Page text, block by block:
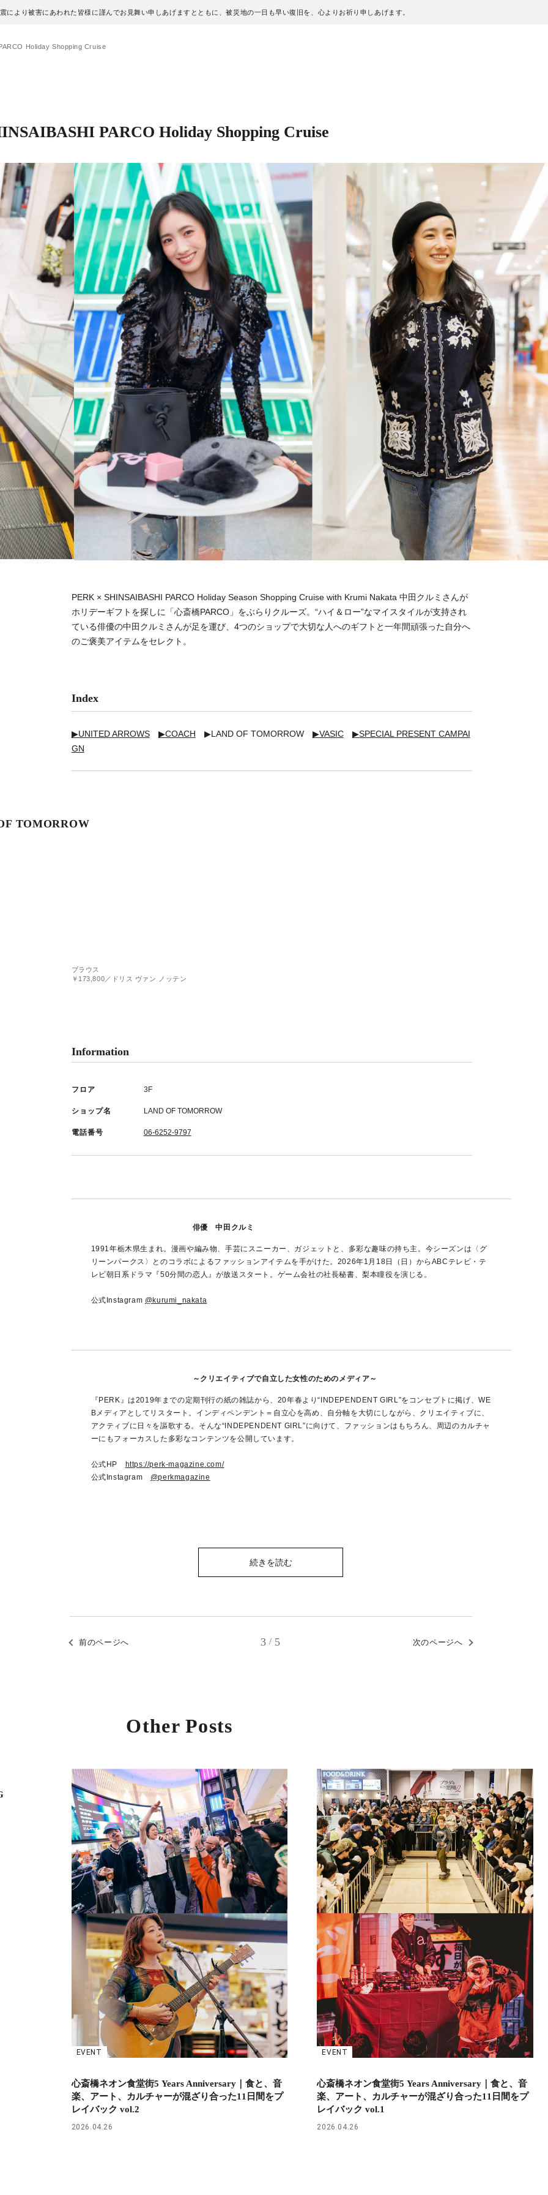
により被害にあわれた皆様に謹んでお見舞い申しあげますとともに、被災地の一日も早い復旧を、心よりお祈り申しあげます。
Holiday Shopping Cruise
PARCO Holiday Shopping Cruise
PERK × SHINSAIBASHI PARCO Holiday Season Shopping Cruise with Krumi Nakata 中田クルミさんが
ホリデーギフトを探しに「心斎橋PARCO」をぶらりクルーズ。“ハイ＆ロー”なマイスタイルが支持され
ている俳優の中田クルミさんが足を運び、4つのショップで大切な人へのギフトと一年間頑張った自分へ
のご褒美アイテムをセレクト。
Index
▶UNITED ARROWS ▶COACH ▶LAND OF TOMORROW ▶VASIC
▶SPECIAL PRESENT CAMPAI
GN
TOMORROW
ブラウス
￥173,800／ドリス ヴァン ノッテン
Information
フロア 3F
ショップ名 LAND OF TOMORROW
電話番号 06-6252-9797
俳優 中田クルミ
1991年栃木県生まれ。漫画や編み物、手芸にスニーカー、ガジェットと、多彩な趣味の持ち主。今シーズンは〈グ
リーンパークス〉とのコラボによるファッションアイテムを手がけた。2026年1月18日（日）からABCテレビ・テ
レビ朝日系ドラマ『50分間の恋人』が放送スタート。ゲーム会社の社長秘書、梨本瞳役を演じる。
公式Instagram @kurumi_nakata
～クリエイティブで自立した女性のためのメディア～
『PERK』は2019年までの定期刊行の紙の雑誌から、20年春より“INDEPENDENT GIRL”をコンセプトに掲げ、WE
Bメディアとしてリスタート。インディペンデント＝自立心を高め、自分軸を大切にしながら、クリエイティブに、
アクティブに日々を謳歌する。そんな“INDEPENDENT GIRL”に向けて、ファッションはもちろん、周辺のカルチャ
ーにもフォーカスした多彩なコンテンツを公開しています。
公式HP
https://perk-magazine.com/
公式Instagram @perkmagazine
続きを読む
前のページへ 3 / 5 次のページへ
Other Posts
EVENT
心斎橋ネオン食堂街5 Years Anniversary｜食と、音
楽、アート、カルチャーが混ざり合った11日間をプ
レイバック vol.2
2026.04.26
EVENT
心斎橋ネオン食堂街5 Years Anniversary｜食と、音
楽、アート、カルチャーが混ざり合った11日間をプ
レイバック vol.1
2026.04.26